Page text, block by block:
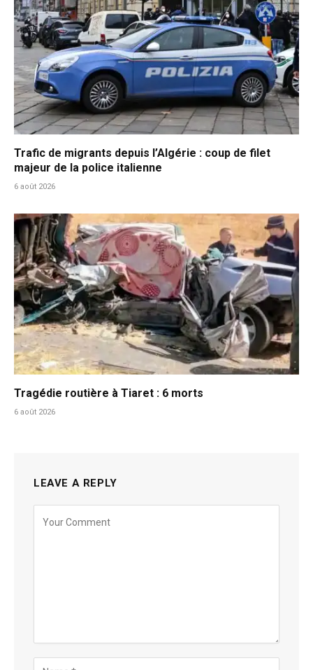
Trafic de migrants depuis l’Algérie : coup de filet
majeur de la police italienne
6 août 2026
Tragédie routière à Tiaret : 6 morts
6 août 2026
LEAVE A REPLY